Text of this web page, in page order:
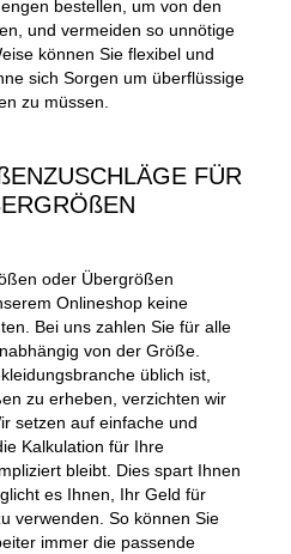
bestellen, um von den
und vermeiden so unnötige
können Sie flexibel und
sich Sorgen um überflüssige
zu müssen.
FÜR
oder Übergrößen
Onlineshop keine
Bei uns zahlen Sie für alle
von der Größe.
üblich ist,
zu erheben, verzichten wir
setzen auf einfache und
Kalkulation für Ihre
bleibt. Dies spart Ihnen
es Ihnen, Ihr Geld für
verwenden. So können Sie
immer die passende